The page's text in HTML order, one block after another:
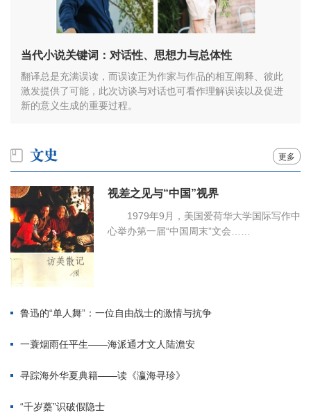
当代小说关键词：对话性、思想力与总体性
翻译总是充满误读，而误读正为作家与作品的相互阐释、彼此
激发提供了可能，此次访谈与对话也可看作理解误读以及促进
新的意义生成的重要过程。
更多
视差之见与“中国”视界
1979年9月，美国爱荷华大学国际写作中
心举办第一届“中国周末”文会……
鲁迅的“单人舞”：一位自由战士的激情与抗争
一蓑烟雨任平生——海派通才文人陆澹安
寻踪海外华夏典籍——读《瀛海寻珍》
“千岁蘽”识破假隐士